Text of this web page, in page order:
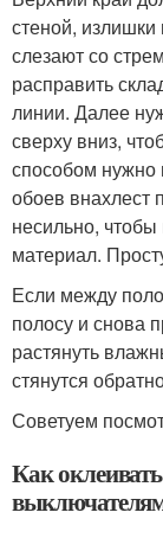
стеной,
слезают со
расправить
линии. Далее
сверху вниз,
способом нужно
обоев внахлест
несильно,
материал.
Если между
полосу и снова
растянуть
стянутся
Советуем
Как